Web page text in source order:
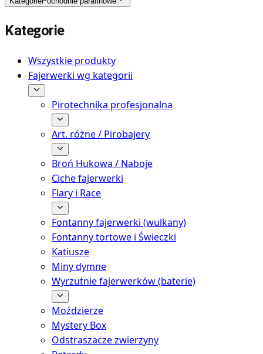
Kategorie
Wszystkie produkty
Fajerwerki wg kategorii
Pirotechnika profesjonalna
Art. różne / Pirobajery
Broń Hukowa / Naboje
Ciche fajerwerki
Flary i Race
Fontanny fajerwerki (wulkany)
Fontanny tortowe i Świeczki
Katiusze
Miny dymne
Wyrzutnie fajerwerków (baterie)
Moździerze
Mystery Box
Odstraszacze zwierzyny